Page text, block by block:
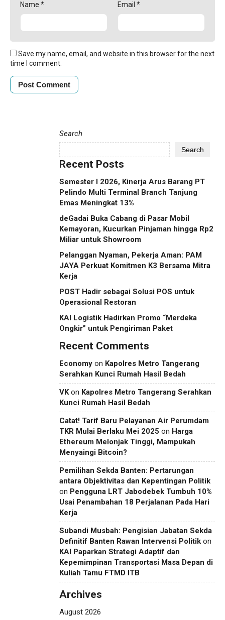
Name * Email *
Save my name, email, and website in this browser for the next
time I comment.
Search
Search
Recent Posts
Semester I 2026, Kinerja Arus Barang PT
Pelindo Multi Terminal Branch Tanjung
Emas Meningkat 13%
deGadai Buka Cabang di Pasar Mobil
Kemayoran, Kucurkan Pinjaman hingga Rp2
Miliar untuk Showroom
Pelanggan Nyaman, Pekerja Aman: PAM
JAYA Perkuat Komitmen K3 Bersama Mitra
Kerja
POST Hadir sebagai Solusi POS untuk
Operasional Restoran
KAI Logistik Hadirkan Promo “Merdeka
Ongkir” untuk Pengiriman Paket
Recent Comments
Economy on Kapolres Metro Tangerang
Serahkan Kunci Rumah Hasil Bedah
VKon Kapolres Metro Tangerang Serahkan
Kunci Rumah Hasil Bedah
Catat! Tarif Baru Pelayanan Air Perumdam
TKR Mulai Berlaku Mei 2025 on Harga
Ethereum Melonjak Tinggi, Mampukah
Menyaingi Bitcoin?
Pemilihan Sekda Banten: Pertarungan
antara Objektivitas dan Kepentingan Politik
on Pengguna LRT Jabodebek Tumbuh 10%
Usai Penambahan 18 Perjalanan Pada Hari
Kerja
Subandi Musbah: Pengisian Jabatan Sekda
Definitif Banten Rawan Intervensi Politik on
KAI Paparkan Strategi Adaptif dan
Kepemimpinan Transportasi Masa Depan di
Kuliah Tamu FTMD ITB
Archives
August 2026